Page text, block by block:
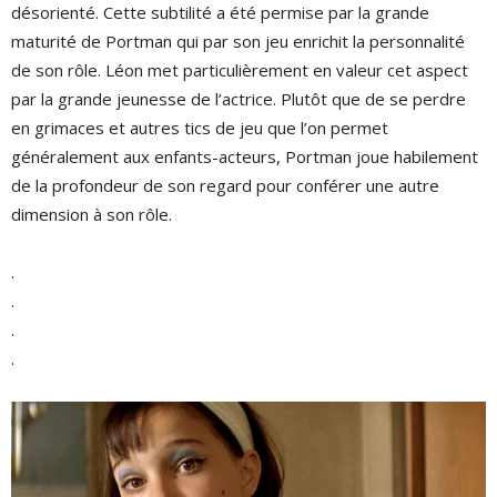
désorienté. Cette subtilité a été permise par la grande
maturité de Portman qui par son jeu enrichit la personnalité
de son rôle. Léon met particulièrement en valeur cet aspect
par la grande jeunesse de l’actrice. Plutôt que de se perdre
en grimaces et autres tics de jeu que l’on permet
généralement aux enfants-acteurs, Portman joue habilement
de la profondeur de son regard pour conférer une autre
dimension à son rôle.
.
.
.
.